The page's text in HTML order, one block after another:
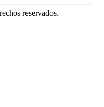
reservados.